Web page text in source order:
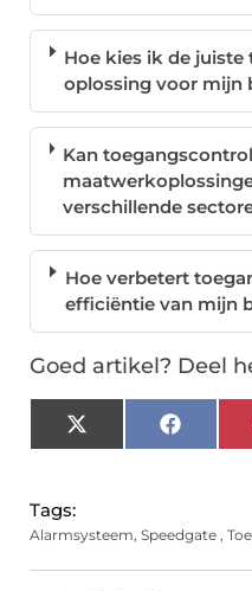
Hoe kies ik de
oplossing voor mijn
Kan
verschillende
Hoe verbetert
efficiëntie van mijn
Goed artikel? Deel
X
(Twitter)
Tags:
Alarmsysteem, Speedgate ,